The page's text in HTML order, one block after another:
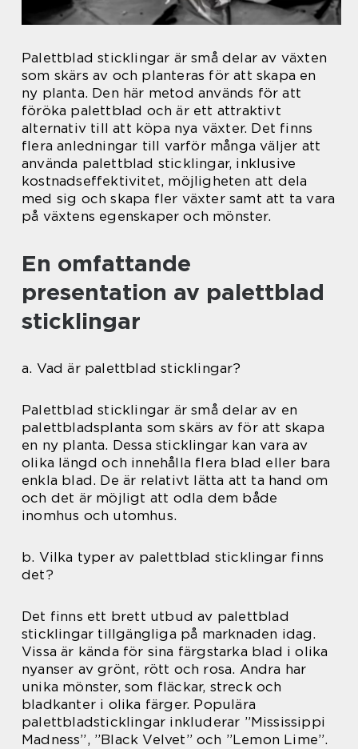
Palettblad sticklingar är små delar av växten
som skärs av och planteras för att skapa en
ny planta. Den här metod används för att
föröka palettblad och är ett attraktivt
alternativ till att köpa nya växter. Det finns
flera anledningar till varför många väljer att
använda palettblad sticklingar, inklusive
kostnadseffektivitet, möjligheten att dela
med sig och skapa fler växter samt att ta vara
på växtens egenskaper och mönster.
En omfattande
presentation av palettblad
sticklingar
a. Vad är palettblad sticklingar?
Palettblad sticklingar är små delar av en
palettbladsplanta som skärs av för att skapa
en ny planta. Dessa sticklingar kan vara av
olika längd och innehålla flera blad eller bara
enkla blad. De är relativt lätta att ta hand om
och det är möjligt att odla dem både
inomhus och utomhus.
b. Vilka typer av palettblad sticklingar finns
det?
Det finns ett brett utbud av palettblad
sticklingar tillgängliga på marknaden idag.
Vissa är kända för sina färgstarka blad i olika
nyanser av grönt, rött och rosa. Andra har
unika mönster, som fläckar, streck och
bladkanter i olika färger. Populära
palettbladsticklingar inkluderar ”Mississippi
Madness”, ”Black Velvet” och ”Lemon Lime”.